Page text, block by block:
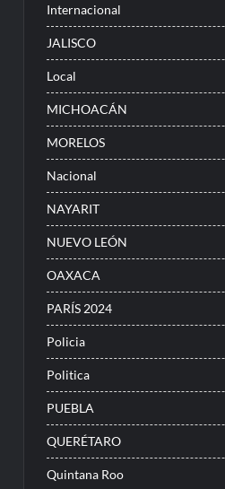
Internacional
JALISCO
Local
MICHOACÁN
MORELOS
Nacional
NAYARIT
NUEVO LEÓN
OAXACA
PARÍS 2024
Policia
Politica
PUEBLA
QUERÉTARO
Quintana Roo